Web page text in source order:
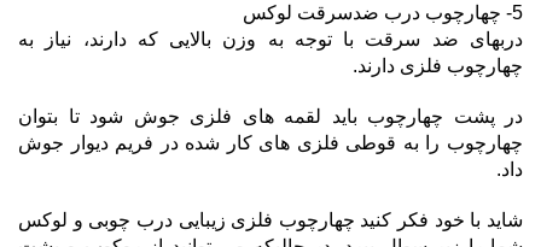
5- چهارچوب درب ضدسرقت لوکس
دربهای ضد سرقت با توجه به وزن بالایی که دارند، نیاز به
چهارچوب فلزی دارند.
در پشت چهارچوب باید لقمه های فلزی جوش شود تا بتوان
چهارچوب را به قوطی فلزی های کار شده در فریم دیوار جوش
داد.
شاید با خود فکر کنید چهارچوب فلزی زیبایی درب چوبی و لوکس